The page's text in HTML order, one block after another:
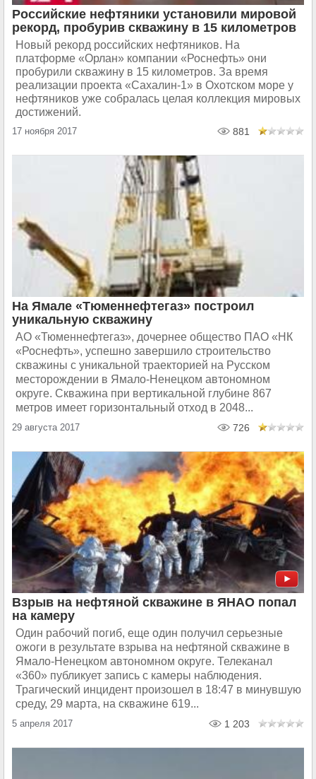
Российские нефтяники установили мировой
рекорд, пробурив скважину в 15 километров
Новый рекорд российских нефтяников. На
платформе «Орлан» компании «Роснефть» они
пробурили скважину в 15 километров. За время
реализации проекта «Сахалин-1» в Охотском море у
нефтяников уже собралась целая коллекция мировых
достижений.
17 ноября 2017 881
На Ямале «Тюменнефтегаз» построил
уникальную скважину
АО «Тюменнефтегаз», дочернее общество ПАО «НК
«Роснефть», успешно завершило строительство
скважины с уникальной траекторией на Русском
месторождении в Ямало-Ненецком автономном
округе. Скважина при вертикальной глубине 867
метров имеет горизонтальный отход в 2048...
29 августа 2017 726
Взрыв на нефтяной скважине в ЯНАО попал
на камеру
Один рабочий погиб, еще один получил серьезные
ожоги в результате взрыва на нефтяной скважине в
Ямало-Ненецком автономном округе. Телеканал
«360» публикует запись с камеры наблюдения.
Трагический инцидент произошел в 18:47 в минувшую
среду, 29 марта, на скважине 619...
5 апреля 2017 1 203